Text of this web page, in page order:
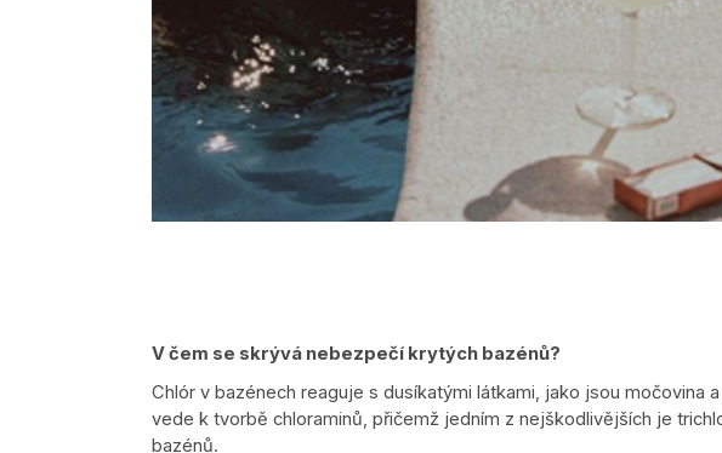
V čem se skrývá nebezpečí krytých bazénů?
Chlór v bazénech reaguje s dusíkatými látkami, jako jsou
vede k tvorbě chloraminů, přičemž jedním z nejškodlivějších je
bazénů.